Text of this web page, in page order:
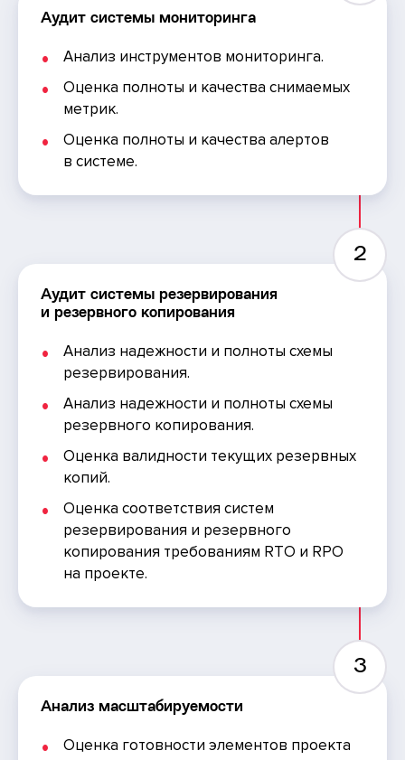
Аудит системы мониторинга
Анализ инструментов мониторинга.
Оценка полноты и качества снимаемых
метрик.
Оценка полноты и качества алертов
в системе.
2
Аудит системы резервирования
и резервного копирования
Анализ надежности и полноты схемы
резервирования.
Анализ надежности и полноты схемы
резервного копирования.
Оценка валидности текущих резервных
копий.
Оценка соответствия систем
резервирования и резервного
копирования требованиям RTO и RPO
на проекте.
3
Анализ масштабируемости
Оценка готовности элементов проекта